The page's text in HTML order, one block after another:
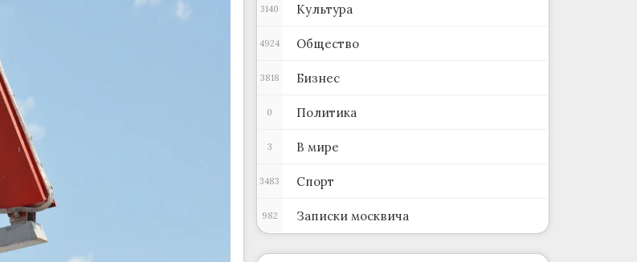
Культура
3140
Общество
4924
Бизнес
3818
Политика
0
В мире
3
Спорт
3483
Записки москвича
982